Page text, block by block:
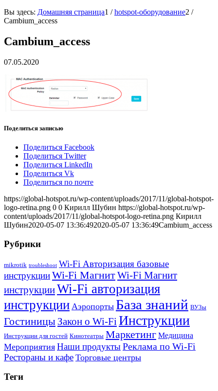
Вы здесь: Домашняя страница1 / hotspot-оборудование2 /
Cambium_access
Cambium_access
07.05.2020
Поделиться записью
Поделиться Facebook
Поделиться Twitter
Поделиться LinkedIn
Поделиться Vk
Поделиться по почте
https://global-hotspot.ru/wp-content/uploads/2017/11/global-hotspot-
logo-retina.png 0 0 Кирилл Шубин https://global-hotspot.ru/wp-
content/uploads/2017/11/global-hotspot-logo-retina.png Кирилл
Шубин2020-05-07 13:36:492020-05-07 13:36:49Cambium_access
Рубрики
mikrotik troubleshoot Wi-Fi Авторизация базовые
инструкцииWi-Fi МагнитWi-Fi Магнит
инструкцииWi-Fi авторизация
инструкции Аэропорты База знаний ВУЗы
Гостиницы Закон о Wi-Fi Инструкции
Инструкции для гостей Кинотеатры Маркетинг Медицина
Мероприятия Наши продуктыРеклама по Wi-Fi
Рестораны и кафе Торговые центры
Теги